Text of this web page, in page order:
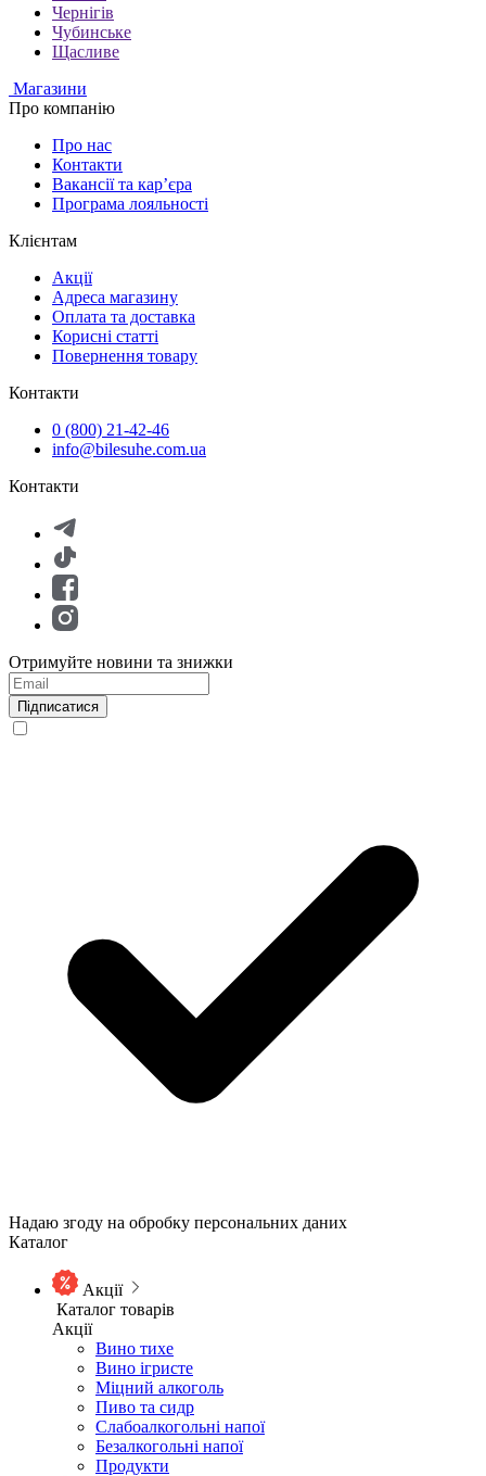
Чернігів
Чубинське
Щасливе
Магазини
Про компанію
Про нас
Контакти
Вакансії та кар’єра
Програма лояльності
Клієнтам
Акції
Адреса магазину
Оплата та доставка
Корисні статті
Повернення товару
Контакти
0 (800) 21-42-46
info@bilesuhe.com.ua
Контакти
Отримуйте новини та знижки
Підписатися
Надаю згоду на обробку персональних даних
Каталог
Акції
Каталог товарів
Акції
Вино тихе
Вино ігристе
Міцний алкоголь
Пиво та сидр
Слабоалкогольні напої
Безалкогольні напої
Продукти